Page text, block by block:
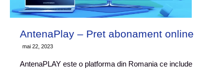
AntenaPlay – Pret abonament online
mai 22, 2023
AntenaPLAY este o platforma din Romania ce include